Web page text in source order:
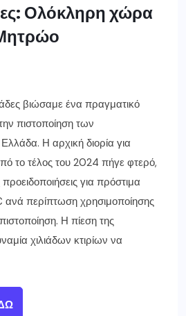
Ολόκληρη χώρα
βιώσαμε ένα πραγματικό
πιστοποίηση των
Η αρχική διορία για
το τέλος του 2024 πήγε φτερό,
για πρόστιμα
περίπτωση χρησιμοποίησης
Η πίεση της
χιλιάδων κτιρίων να